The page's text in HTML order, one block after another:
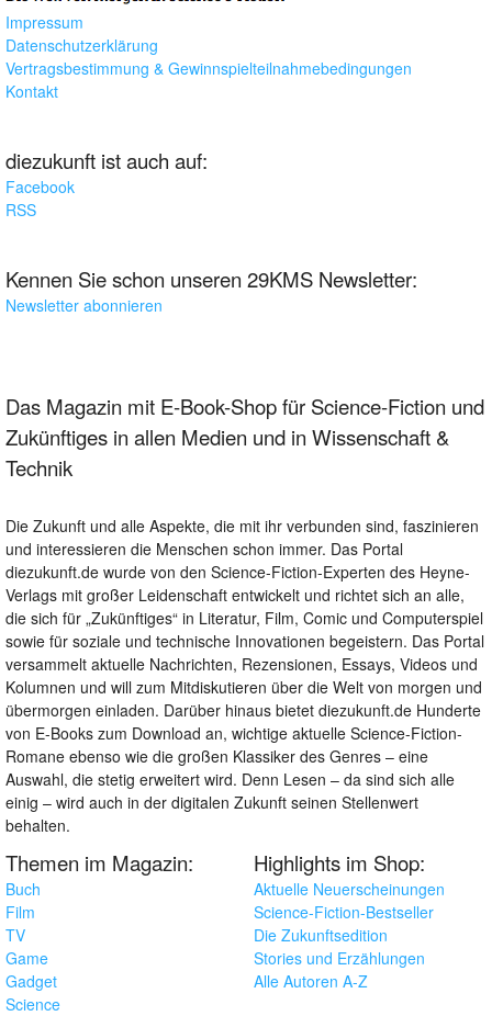
Impressum
Datenschutzerklärung
Vertragsbestimmung & Gewinnspielteilnahmebedingungen
Kontakt
diezukunft ist auch auf:
Facebook
RSS
Kennen Sie schon unseren 29KMS Newsletter:
Newsletter abonnieren
Das Magazin mit E-Book-Shop für Science-Fiction und
Zukünftiges in allen Medien und in Wissenschaft &
Technik
Die Zukunft und alle Aspekte, die mit ihr verbunden sind, faszinieren
und interessieren die Menschen schon immer. Das Portal
diezukunft.de wurde von den Science-Fiction-Experten des Heyne-
Verlags mit großer Leidenschaft entwickelt und richtet sich an alle,
die sich für „Zukünftiges“ in Literatur, Film, Comic und Computerspiel
sowie für soziale und technische Innovationen begeistern. Das Portal
versammelt aktuelle Nachrichten, Rezensionen, Essays, Videos und
Kolumnen und will zum Mitdiskutieren über die Welt von morgen und
übermorgen einladen. Darüber hinaus bietet diezukunft.de Hunderte
von E-Books zum Download an, wichtige aktuelle Science-Fiction-
Romane ebenso wie die großen Klassiker des Genres – eine
Auswahl, die stetig erweitert wird. Denn Lesen – da sind sich alle
einig – wird auch in der digitalen Zukunft seinen Stellenwert
behalten.
Themen im Magazin:
Buch
Film
TV
Game
Gadget
Science
Highlights im Shop:
Aktuelle Neuerscheinungen
Science-Fiction-Bestseller
Die Zukunftsedition
Stories und Erzählungen
Alle Autoren A-Z